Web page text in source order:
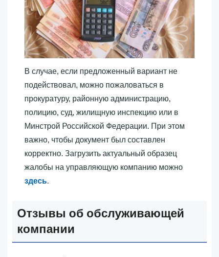
В случае, если предложенный вариант не
подействовал, можно пожаловаться в
прокуратуру, районную администрацию,
полицию, суд, жилищную инспекцию или в
Минстрой Российской Федерации. При этом
важно, чтобы документ был составлен
корректно. Загрузить актуальный образец
жалобы на управляющую компанию можно
здесь.
Отзывы об обслуживающей
компании